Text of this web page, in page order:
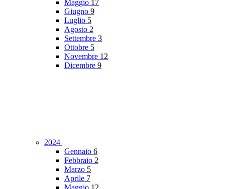
Maggio 17
Giugno 9
Luglio 5
Agosto 2
Settembre 3
Ottobre 5
Novembre 12
Dicembre 9
2024
Gennaio 6
Febbraio 2
Marzo 5
Aprile 7